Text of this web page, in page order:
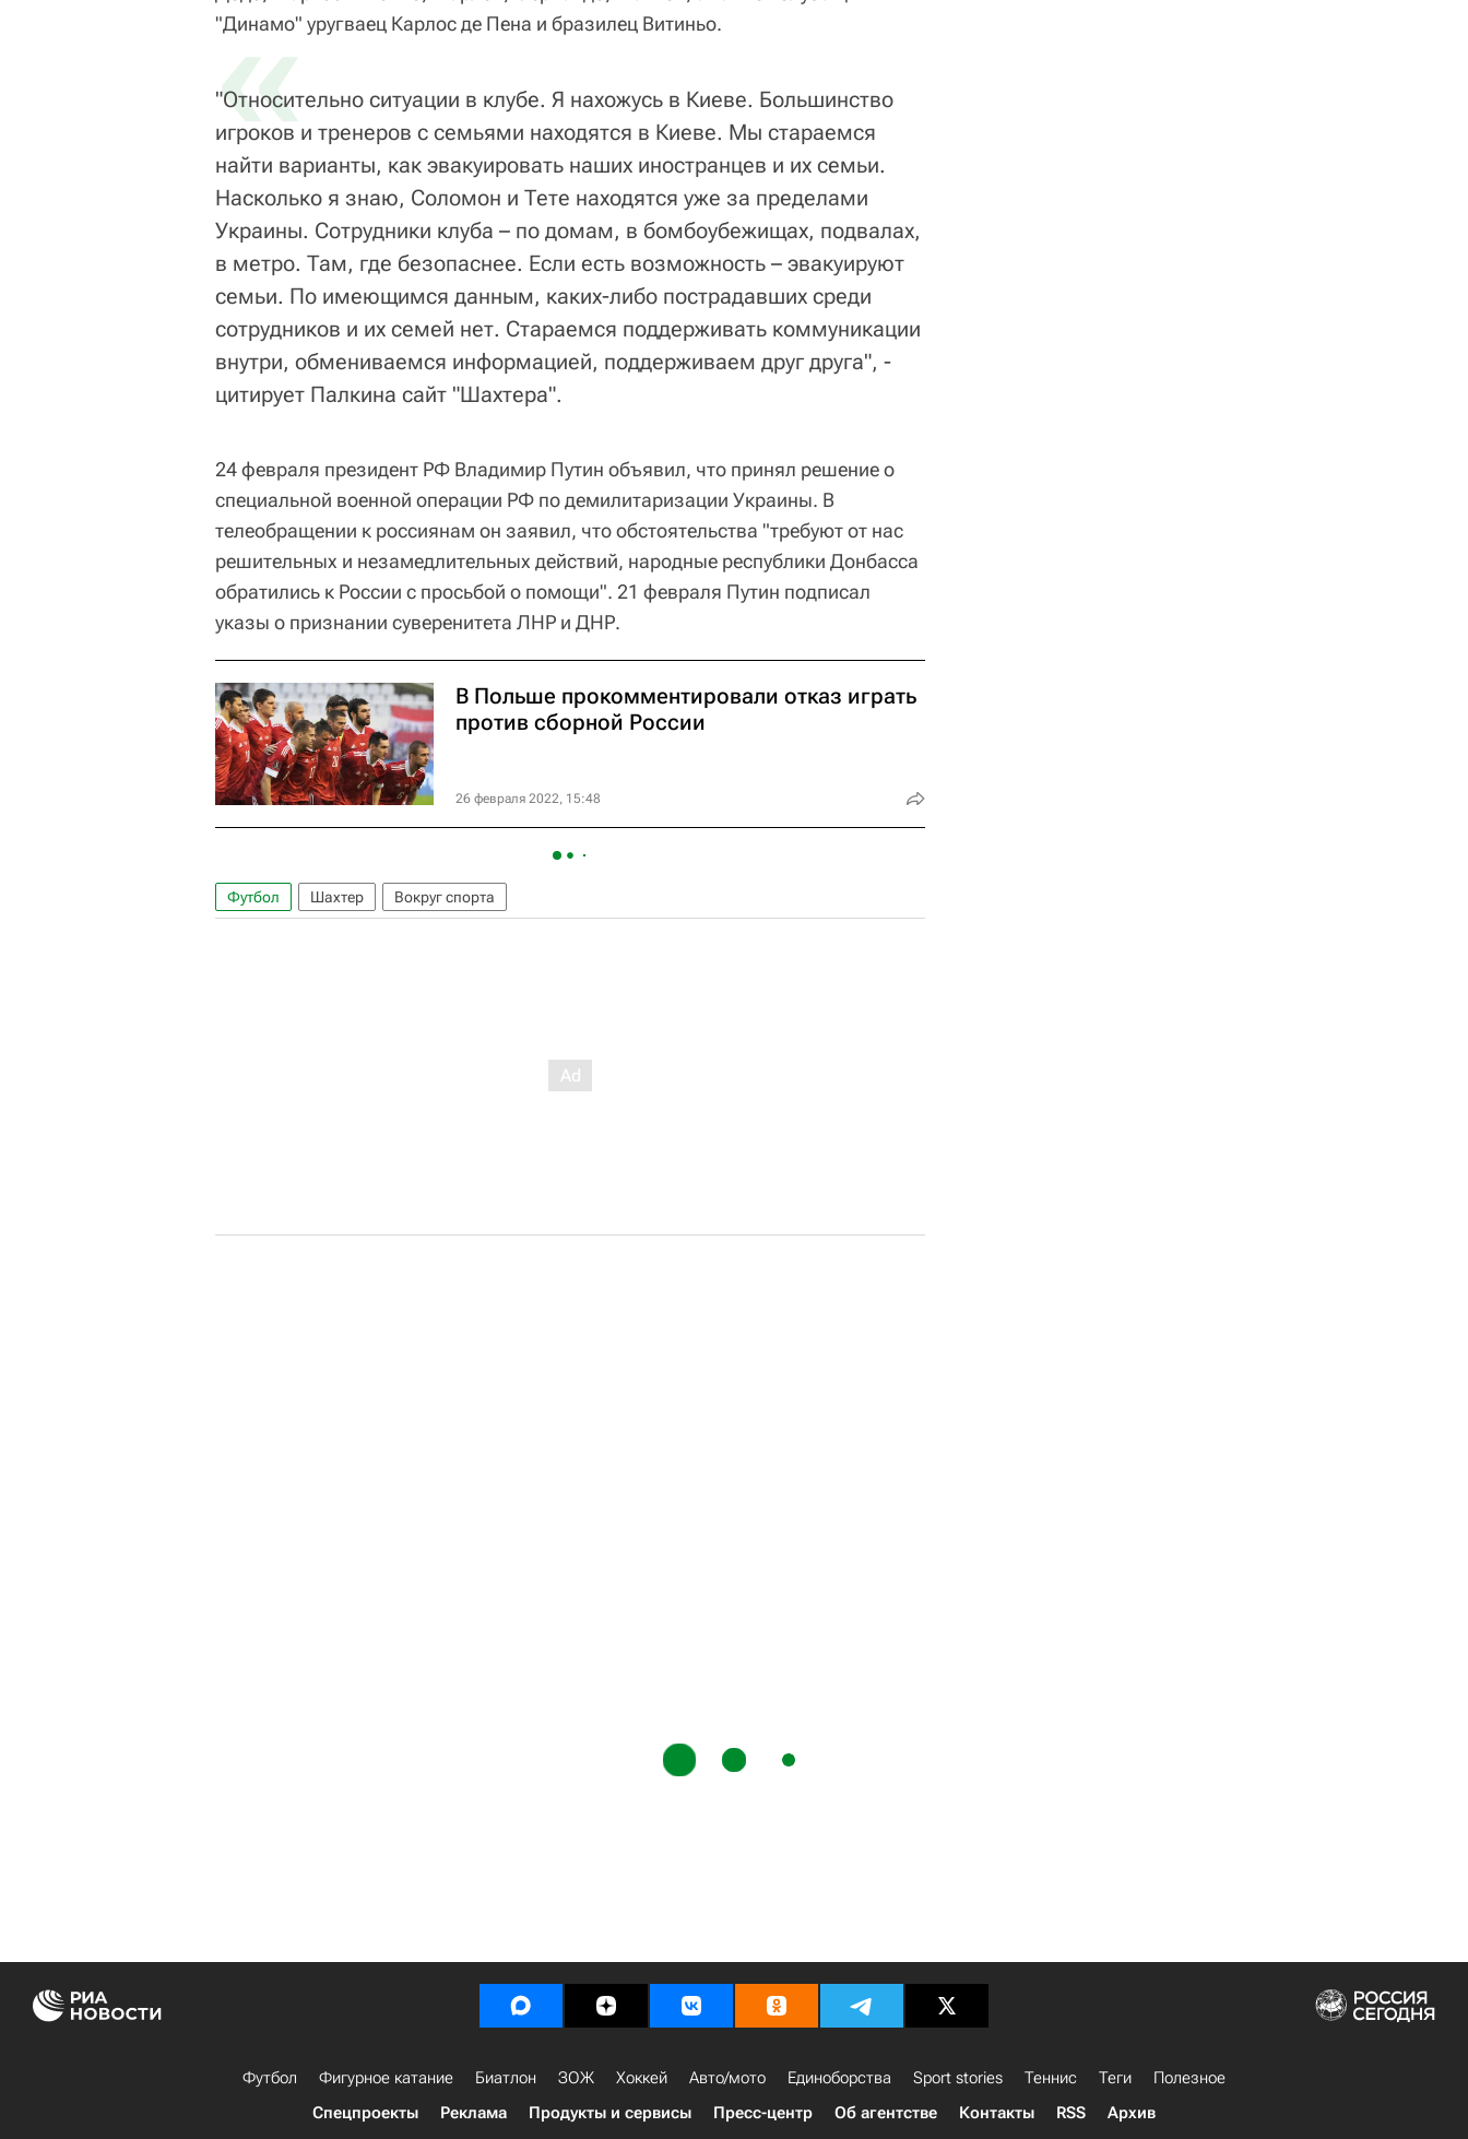
"Динамо" уругваец Карлос де Пена и бразилец Витиньо.
«
"Относительно ситуации в клубе. Я нахожусь в Киеве. Большинство
игроков и тренеров с семьями находятся в Киеве. Мы стараемся
найти варианты, как эвакуировать наших иностранцев и их семьи.
Насколько я знаю, Соломон и Тете находятся уже за пределами
Украины. Сотрудники клуба – по домам, в бомбоубежищах, подвалах,
в метро. Там, где безопаснее. Если есть возможность – эвакуируют
семьи. По имеющимся данным, каких-либо пострадавших среди
сотрудников и их семей нет. Стараемся поддерживать коммуникации
внутри, обмениваемся информацией, поддерживаем друг друга", -
цитирует Палкина сайт "Шахтера".
24 февраля президент РФ Владимир Путин объявил, что принял решение о
специальной военной операции РФ по демилитаризации Украины. В
телеобращении к россиянам он заявил, что обстоятельства "требуют от нас
решительных и незамедлительных действий, народные республики Донбасса
обратились к России с просьбой о помощи". 21 февраля Путин подписал
указы о признании суверенитета ЛНР и ДНР.
В Польше прокомментировали отказ играть
против сборной России
26 февраля 2022, 15:48
Футбол Шахтер Вокруг спорта
Футбол Фигурное катание Биатлон ЗОЖ Хоккей Авто/мото Единоборства Sport stories Теннис Теги
Полезное
Спецпроекты
Реклама Продукты и сервисы Пресс-центр Об агентстве Контакты RSS Архив